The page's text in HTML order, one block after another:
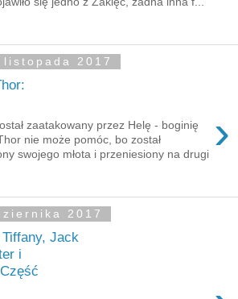
2017
›
zaatakowany przez Helę - boginię
nie może pomóc, bo został
swojego młota i przeniesiony na drugi
2017
Jack
i